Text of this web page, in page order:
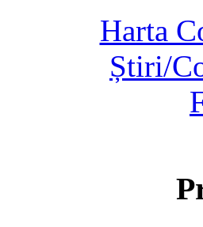
Harta
Știri/